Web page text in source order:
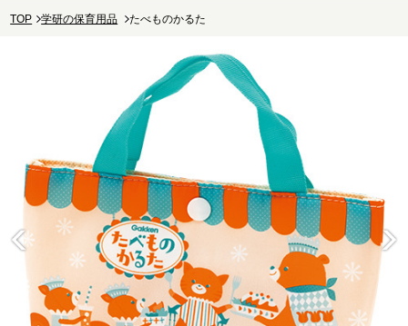
TOP 学研の保育用品 たべものかるた